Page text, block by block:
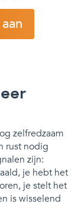
zelfredzaam
rust nodig
zijn:
je hebt het
je stelt het
is wisselend